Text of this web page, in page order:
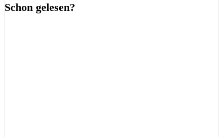
Schon gelesen?